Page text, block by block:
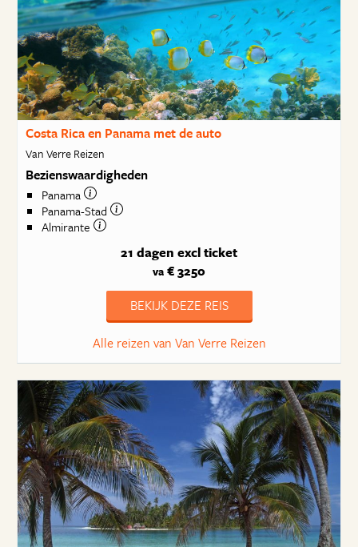
Costa Rica en Panama met de auto
Van Verre Reizen
Bezienswaardigheden
Panama
Panama-Stad
Almirante
21 dagen excl ticket
va € 3250
BEKIJK DEZE REIS
Alle reizen van Van Verre Reizen